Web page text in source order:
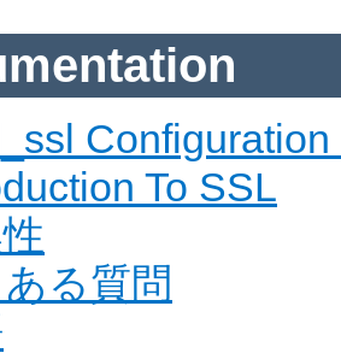
Configuration
To SSL
る質問